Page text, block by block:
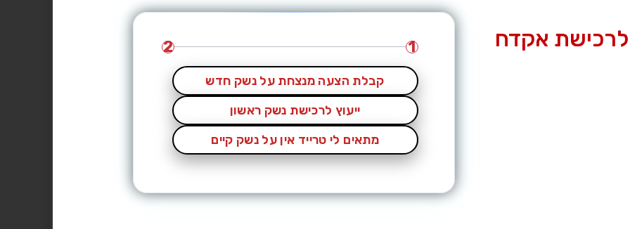
אקדח
1
2
קבלת הצעה מנצחת על נשק חדש
ייעוץ לרכישת נשק ראשון
מתאים לי טרייד אין על נשק קיים